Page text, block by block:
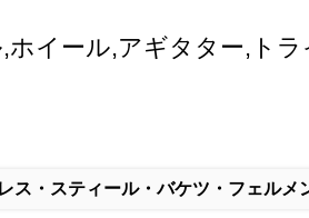
イール,アギタター,ト
ス・スティール・バケツ・フェルメ